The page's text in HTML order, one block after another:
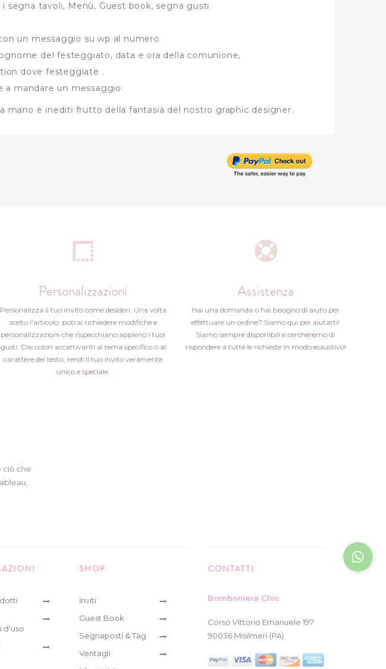
segna tavoli, Menù, Guest book, segna gusti
un messaggio su wp al numero
del festeggiato, data e ora della comunione,
dove festeggiate .
a mandare un messaggio.
mano e inediti frutto della fantasia del nostro graphic designer.
Personalizzazioni
Personalizza il tuo invito come desideri. Una volta
scelto l'articolo, potrai richiedere modifiche e
personalizzazioni che rispecchiano appieno i tuoi
gusti. Dai colori accattivanti al tema specifico o al
carattere del testo, rendi il tuo invito veramente
unico e speciale.
Assistenza
Hai una domanda o hai bisogno di aiuto per
effettuare un ordine? Siamo qui per aiutarti!
Siamo sempre disponibili e cercheremo di
rispondere a tutte le richieste in modo esaustivo!
ciò che
d'uso
SHOP
Inviti
Guest Book
Segnaposti & Tag
Ventagli
CONTATTI
Bomboniera Chic
Corso Vittorio Emanuele 197
90036 Misilmeri (PA)